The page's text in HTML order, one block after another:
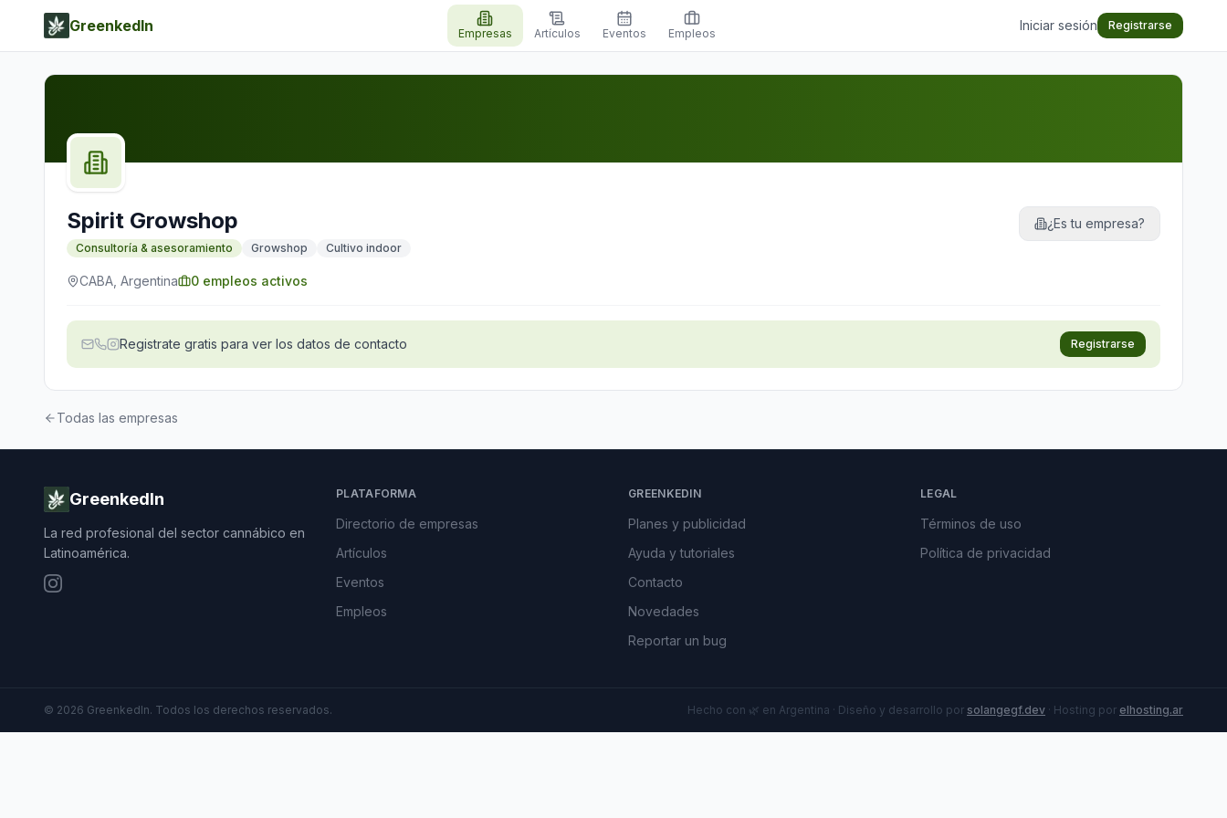
GreenkedIn Empresas Artículos Eventos Empleos
Iniciar sesión Registrarse
Spirit Growshop
Consultoría & asesoramiento Growshop Cultivo indoor
¿Es tu empresa?
CABA, Argentina 0 empleos activos
Registrate gratis para ver los datos de contacto Registrarse
Todas las empresas
GreenkedIn
La red profesional del sector cannábico en
Latinoamérica.
PLATAFORMA
Directorio de empresas
Artículos
Eventos
Empleos
GREENKEDIN
Planes y publicidad
Ayuda y tutoriales
Contacto
Novedades
Reportar un bug
LEGAL
Términos de uso
Política de privacidad
© 2026 GreenkedIn. Todos los derechos reservados. Hecho con 🌿 en Argentina · Diseño y desarrollo por solangegf.dev · Hosting por elhosting.ar